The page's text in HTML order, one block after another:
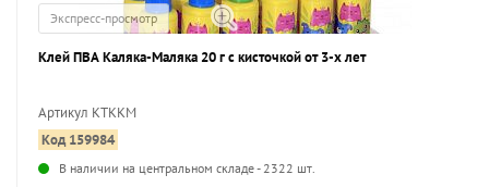
Экспресс-просмотр
Клей ПВА Каляка-Маляка 20 г с кисточкой от 3-х лет
Артикул КТККМ
Код 159984
В наличии на центральном складе - 2322 шт.